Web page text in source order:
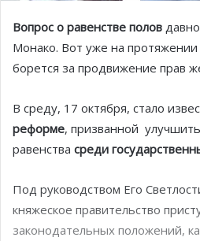
Вопрос о равенстве полов
Монако. Вот уже на протяжении
борется за продвижение прав
В среду, 17 октября, стало
реформе, призванной
равенства среди
Под руководством Его
княжеское правительство
законодательных положений,